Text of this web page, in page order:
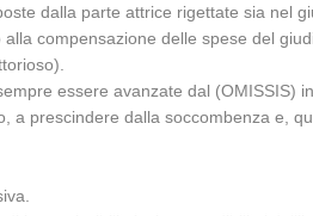
dalla parte attrice rigettate sia nel
compensazione delle spese del
essere avanzate dal (OMISSIS)
prescindere dalla soccombenza e,